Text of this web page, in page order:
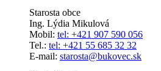
Starosta obce
Ing. Lýdia Mikulová
Mobil: tel: +421 907 590 056
Tel.: tel: +421 55 685 32 32
E-mail: starosta@bukovec.sk